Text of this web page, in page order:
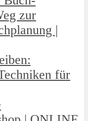
zur
|
für